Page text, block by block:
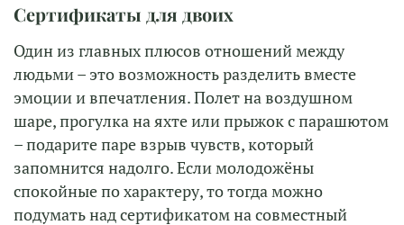
Сертификаты для двоих
Один из главных плюсов отношений между
людьми – это возможность разделить вместе
эмоции и впечатления. Полет на воздушном
шаре, прогулка на яхте или прыжок с парашютом
– подарите паре взрыв чувств, который
запомнится надолго. Если молодожёны
спокойные по характеру, то тогда можно
подумать над сертификатом на совместный